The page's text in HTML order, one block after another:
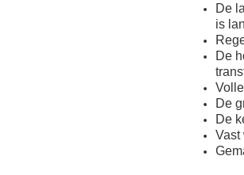
De
is
De
De
De
Vast